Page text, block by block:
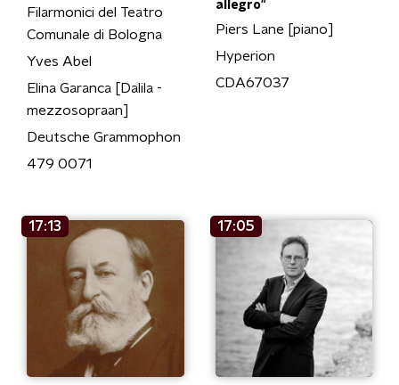
Filarmonici del Teatro
Comunale di Bologna
Yves Abel
Elina Garanca [Dalila -
mezzosopraan]
Deutsche Grammophon
479 0071
allegro"
Piers Lane [piano]
Hyperion
CDA67037
17:13 17:05